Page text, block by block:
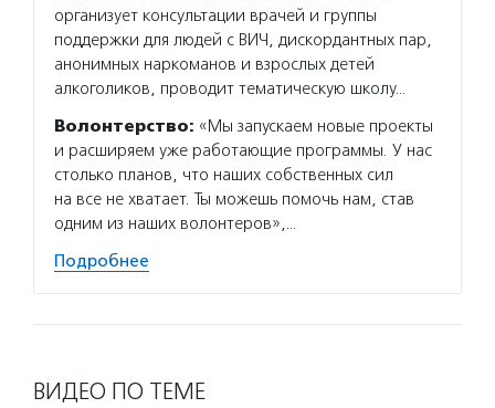
организует консультации врачей и группы
поддержки для людей с ВИЧ, дискордантных пар,
анонимных наркоманов и взрослых детей
алкоголиков, проводит тематическую школу…
Волонтерство: «Мы запускаем новые проекты
и расширяем уже работающие программы. У нас
столько планов, что наших собственных сил
на все не хватает. Ты можешь помочь нам, став
одним из наших волонтеров»,…
Подробнее
ВИДЕО ПО ТЕМЕ